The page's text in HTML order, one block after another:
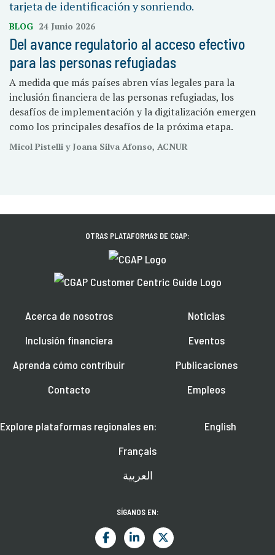
BLOG 24 Junio 2026
Del avance regulatorio al acceso efectivo
para las personas refugiadas
A medida que más países abren vías legales para la
inclusión financiera de las personas refugiadas, los
desafíos de implementación y la digitalización emergen
como los principales desafíos de la próxima etapa.
Micol Pistelli y Joana Silva Afonso, ACNUR
OTRAS PLATAFORMAS DE CGAP:
Acerca de nosotros
Inclusión financiera
Aprenda cómo contribuir
Contacto
Noticias
Eventos
Publicaciones
Empleos
Explore plataformas regionales en:
English
Français
العربية
SÍGANOS EN: